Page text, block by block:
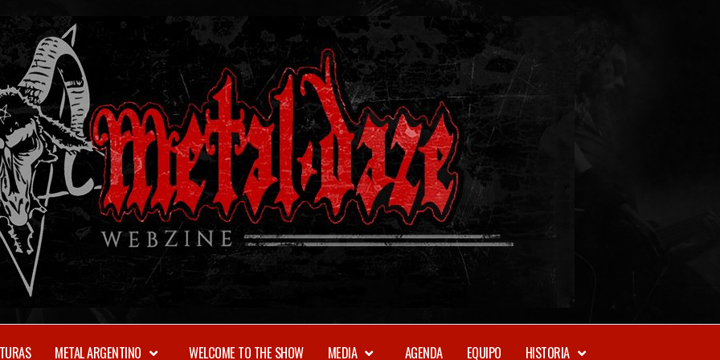
METAL ARGENTINO WELCOME TO THE SHOW MEDIA AGENDA EQUIPO HISTORIA